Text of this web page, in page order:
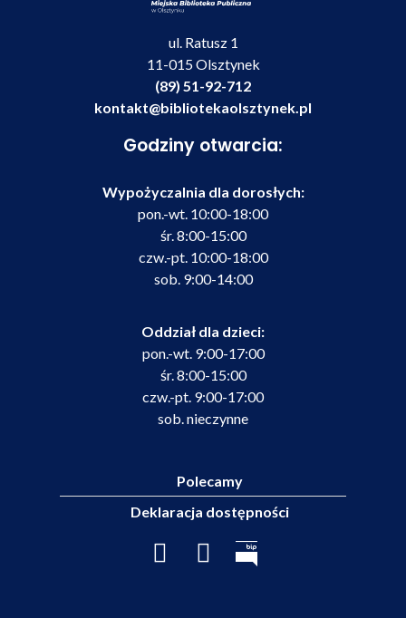
ul. Ratusz 1
11-015 Olsztynek
(89) 51-92-712
kontakt@bibliotekaolsztynek.pl
Godziny otwarcia:
Wypożyczalnia dla dorosłych:
pon.-wt. 10:00-18:00
śr. 8:00-15:00
czw.-pt. 10:00-18:00
sob. 9:00-14:00
Oddział dla dzieci:
pon.-wt. 9:00-17:00
śr. 8:00-15:00
czw.-pt. 9:00-17:00
sob. nieczynne
Polecamy
Deklaracja dostępności